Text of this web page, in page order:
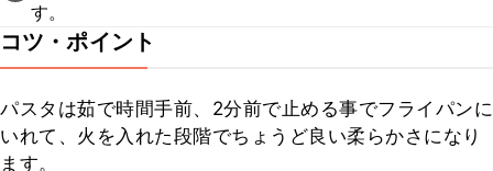
す。
コツ・ポイント
パスタは茹で時間手前、2分前で止める事でフライパンに
いれて、火を入れた段階でちょうど良い柔らかさになり
ます。